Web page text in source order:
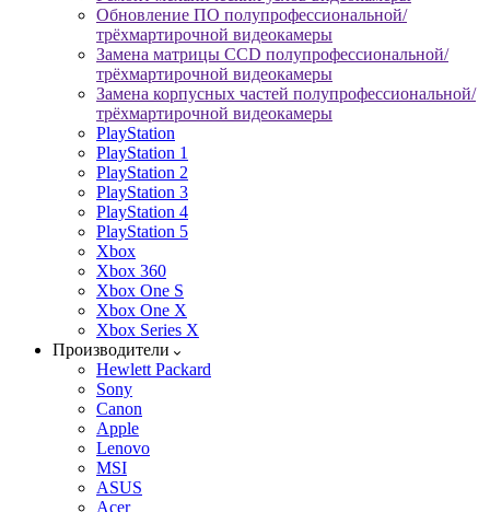
Обновление ПО полупрофессиональной/
трёхмартирочной видеокамеры
Замена матрицы CCD полупрофессиональной/
трёхмартирочной видеокамеры
Замена корпусных частей полупрофессиональной/
трёхмартирочной видеокамеры
PlayStation
PlayStation 1
PlayStation 2
PlayStation 3
PlayStation 4
PlayStation 5
Xbox
Xbox 360
Xbox One S
Xbox One X
Xbox Series X
Производители
Hewlett Packard
Sony
Canon
Apple
Lenovo
MSI
ASUS
Acer